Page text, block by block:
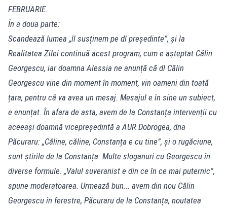
FEBRUARIE.
În a doua parte:
Scandează lumea „îl susținem pe dl președinte”, și la
Realitatea Zilei continuă acest program, cum e așteptat Călin
Georgescu, iar doamna Alessia ne anunță că dl Călin
Georgescu vine din moment în moment, vin oameni din toată
țara, pentru că va avea un mesaj. Mesajul e în sine un subiect,
e enunțat. În afara de asta, avem de la Constanța intervenții cu
aceeași doamnă vicepreședintă a AUR Dobrogea, dna
Păcuraru: „Căline, căline, Constanța e cu tine”, și o rugăciune,
sunt știrile de la Constanța. Multe sloganuri cu Georgescu în
diverse formule. „Valul suveranist e din ce în ce mai puternic”,
spune moderatoarea. Urmează bun... avem din nou Călin
Georgescu în ferestre, Păcuraru de la Constanța, noutatea